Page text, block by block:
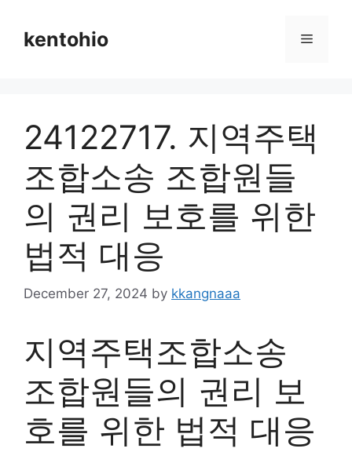
contentkentohio Menu
24122717. 지역주택
조합소송 조합원들
의 권리 보호를 위한
법적 대응
December 27, 2024 by kkangnaaa
지역주택조합소송
조합원들의 권리 보
호를 위한 법적 대응